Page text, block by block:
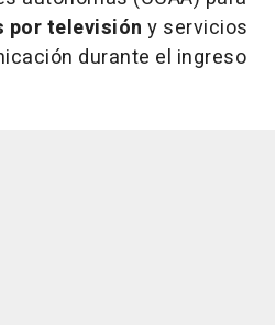
por televisión y servicios
durante el ingreso